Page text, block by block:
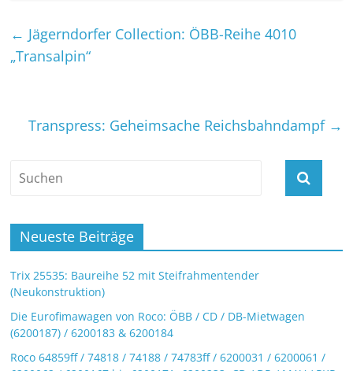
← Jägerndorfer Collection: ÖBB-Reihe 4010
„Transalpin“
Transpress: Geheimsache Reichsbahndampf →
Neueste Beiträge
Trix 25535: Baureihe 52 mit Steifrahmentender
(Neukonstruktion)
Die Eurofimawagen von Roco: ÖBB / CD / DB-Mietwagen
(6200187) / 6200183 & 6200184
Roco 64859ff / 74818 / 74188 / 74783ff / 6200031 / 6200061 /